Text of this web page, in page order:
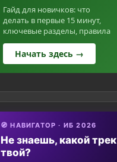
Гайд для новичков: что
делать в первые 15 минут,
ключевые разделы, правила
Начать здесь →
🧭 НАВИГАТОР · ИБ 2026
Не знаешь, какой трек
твой?